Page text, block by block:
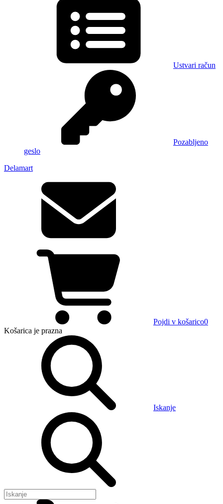
Ustvari račun
Pozabljeno
geslo
Delamart
Pojdi v košarico0
Košarica je prazna
Iskanje